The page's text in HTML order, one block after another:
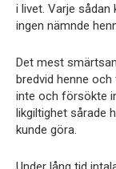
i livet. Varje
ingen nämnde
Det mest
bredvid henne
inte och försökte
likgiltighet sårade
kunde göra.